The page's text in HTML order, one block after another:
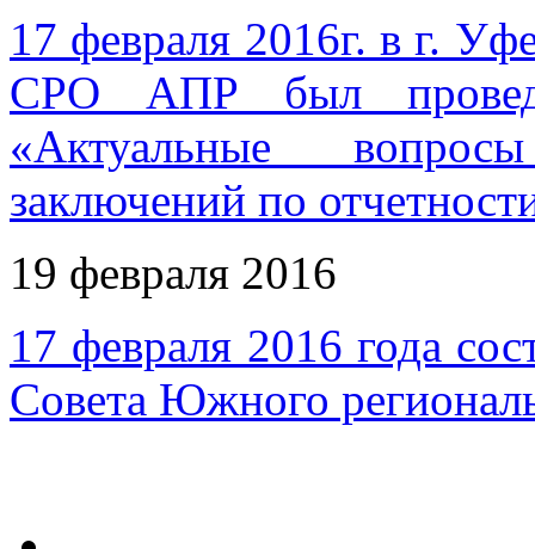
17 февраля 2016г. в г.
СРО АПР был
«Актуальные
заключений по
19 февраля 2016
17 февраля 2016 года
Совета Южного